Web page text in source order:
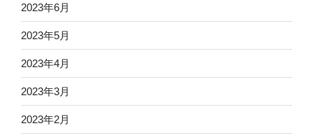
2023年6月
2023年5月
2023年4月
2023年3月
2023年2月